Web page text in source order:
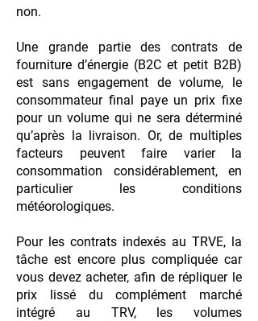
non.
Une grande partie des contrats de
fourniture d’énergie (B2C et petit B2B)
est sans engagement de volume, le
consommateur final paye un prix fixe
pour un volume qui ne sera déterminé
qu’après la livraison. Or, de multiples
facteurs peuvent faire varier la
consommation considérablement, en
particulier les conditions
météorologiques.
Pour les contrats indexés au TRVE, la
tâche est encore plus compliquée car
vous devez acheter, afin de répliquer le
prix lissé du complément marché
intégré au TRV, les volumes